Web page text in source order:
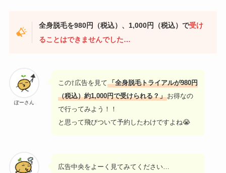
全身脱毛を980円（税込）、1,000円（税込）で受け
ることはできませんでした…
ぽーさん
この⇧広告を見て「全身脱毛トライアルが980円
（税込）約1,000円で受けられる？」お得なの
で行ってみよう！！
と思って飛びついて予約したわけですよね😭
広告中央をよーく見てみてください…